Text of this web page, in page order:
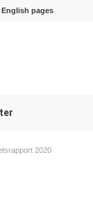
English pages
2020